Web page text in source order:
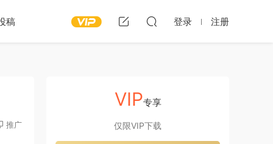
稿 登录 注册
推广
VIP专享
仅限VIP下载